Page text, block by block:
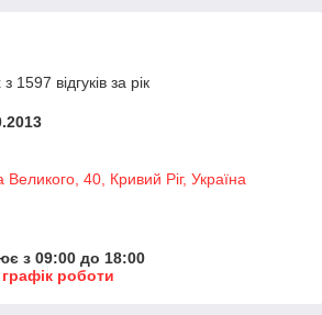
1597 відгуків за рік
40, Кривий Ріг, Україна
з 09:00 до 18:00
роботи